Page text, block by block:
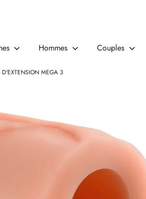
Hommes Couples
D'EXTENSION MEGA 3